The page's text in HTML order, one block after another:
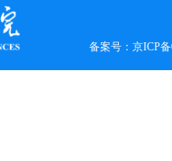
备案号： 京ICP